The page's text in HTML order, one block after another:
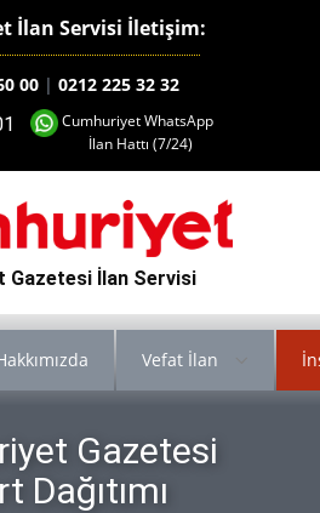
Cumhuriyet WhatsApp
İlan Hattı (7/24)
İlan Servisi İletişim:
00 | 0212 225 32 32
Gazetesi İlan Servisi
Vefat İlan
Gazetesi
Dağı​tı​mı